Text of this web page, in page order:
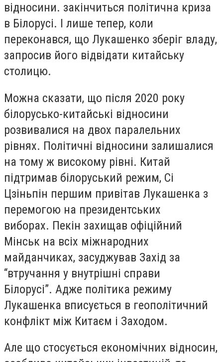
відносини. закінчиться політична криза
в Білорусі. І лише тепер, коли
переконався, що Лукашенко зберіг владу,
запросив його відвідати китайську
столицю.
Можна сказати, що після 2020 року
білорусько-китайські відносини
розвивалися на двох паралельних
рівнях. Політичні відносини залишалися
на тому ж високому рівні. Китай
підтримав білоруський режим, Сі
Цзіньпін першим привітав Лукашенка з
перемогою на президентських
виборах. Пекін захищав офіційний
Мінськ на всіх міжнародних
майданчиках, засуджував Захід за
“втручання у внутрішні справи
Білорусі”. Адже політика режиму
Лукашенка вписується в геополітичний
конфлікт між Китаєм і Заходом.
Але що стосується економічних відносин,